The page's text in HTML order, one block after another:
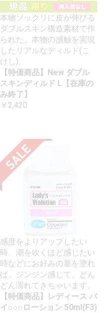
本物ソックリに皮が伸びる
ダブルスキン構造素材で作
られた、本物の感触を実現
したリアルなディルド(こ
けし)。
【特価商品】New ダブル
スキンディルド L【在庫の
み終了】
￥2,420
感度をよりアップしたい
時、潮を吹くほど感じたい
時などにお好みの量を塗れ
ば、ジンジン感じて、どん
どん濡れてきちゃいます。
【特価商品】レディース バ
イ○○○ローション 50ml(F3)